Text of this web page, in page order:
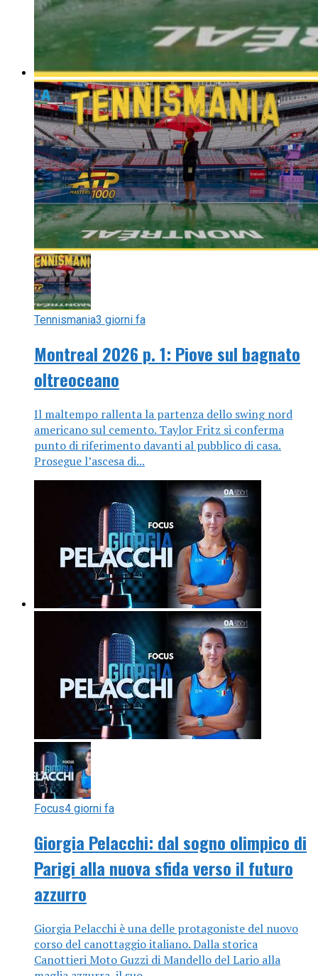
Tennismania3 giorni fa
Montreal 2026 p. 1: Piove sul bagnato
oltreoceano
Il maltempo rallenta la partenza dello swing nord
americano sul cemento. Taylor Fritz si conferma
punto di riferimento davanti al pubblico di casa.
Prosegue l’ascesa di...
Focus4 giorni fa
Giorgia Pelacchi: dal sogno olimpico di
Parigi alla nuova sfida verso il futuro
azzurro
Giorgia Pelacchi è una delle protagoniste del nuovo
corso del canottaggio italiano. Dalla storica
Canottieri Moto Guzzi di Mandello del Lario alla